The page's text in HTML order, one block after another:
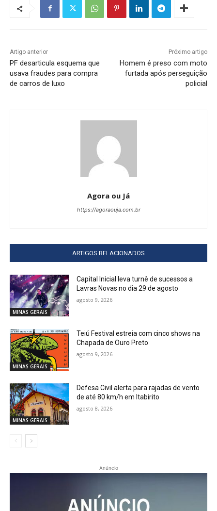
Artigo anterior
PF desarticula esquema que
usava fraudes para compra
de carros de luxo
Próximo artigo
Homem é preso com moto
furtada após perseguição
policial
Agora ou Já
https://agoraouja.com.br
ARTIGOS RELACIONADOS
MINAS GERAIS
Capital Inicial leva turnê de sucessos a
Lavras Novas no dia 29 de agosto
agosto 9, 2026
MINAS GERAIS
Teiú Festival estreia com cinco shows na
Chapada de Ouro Preto
agosto 9, 2026
MINAS GERAIS
Defesa Civil alerta para rajadas de vento
de até 80 km/h em Itabirito
agosto 8, 2026
Anúncio